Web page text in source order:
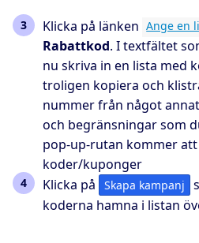
Klicka på länken Ange en
Rabattkod. I textfältet
nu skriva in en lista med
troligen kopiera och
nummer från något
och begränsningar som
pop-up-rutan kommer
koder/kuponger
Klicka på
Skapa kampanj
koderna hamna i listan